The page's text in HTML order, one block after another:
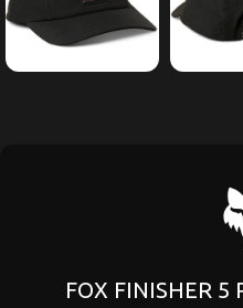
FOX FINISHER 5